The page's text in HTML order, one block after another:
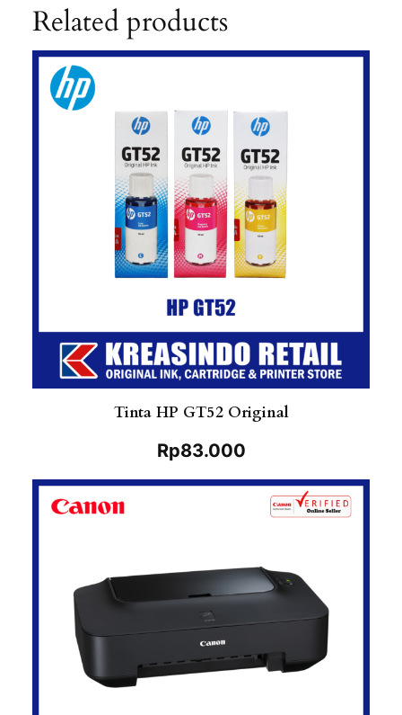
Related products
Tinta HP GT52 Original
Rp83.000